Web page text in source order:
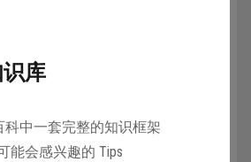
溯其步骤。如果模态任务必须包含
览层级结构的单一路径，并避免包
为是用于关闭模态视图的按钮。
关闭模态视图的明显方式。
识库
科中一套完整的知识框架
能会感兴趣的 Tips